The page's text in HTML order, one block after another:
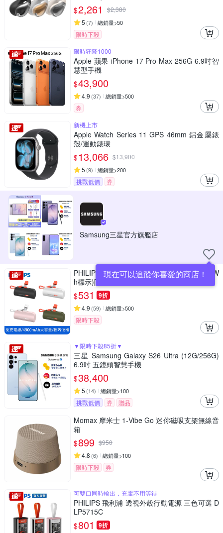
$2,261 $2,380
5 (7) 總銷量>50
限時下殺
限時狂降1000
Apple 蘋果 iPhone 17 Pro Max 256G 6.9吋智
慧型手機
$43,900
4.9 (37) 總銷量>500
券
新機上市
Apple Watch Series 11 GPS 46mm 鋁金屬錶
殼/運動錶環
$13,066 $13,900
5 (9) 總銷量>200
挑戰低價 券
Samsung三星官方旗艦店
現在可以追蹤你喜愛的商店！
PHILIPS 飛利浦 口袋行動電源 DLP2550 (具W
h標示)[特殺]
$531 9折
4.9 (59) 總銷量>500
限時下殺
▼限時下殺85折▼
三星 Samsung Galaxy S26 Ultra (12G/256G)
6.9吋 五鏡頭智慧手機
$38,400
5 (14) 總銷量>100
挑戰低價 券 贈品
Momax 摩米士 1-Vibe Go 迷你磁吸支架無線音
箱
$899 $950
4.8 (6) 總銷量>100
限時下殺 券
可雙口同時輸出，充電不用等待
PHILIPS 飛利浦 透視外殼行動電源 三色可選 D
LP5715C
$801 9折